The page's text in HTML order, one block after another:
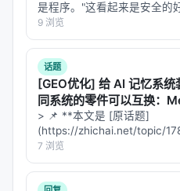
重连通信拓扑中的边
关键：变异是反馈驱动的。
执行反馈（"上次代码审查
做精准调整。
3. Crossover（交叉）
把两个父配置的优势组合起
继承 A 的通信拓扑
是程序。"这看起来是安全
用户把 AI 当神拜。但
个"好习惯"的代价远比想象
有意识，安全训练顺…
9 浏览
话题
[GEO优化] 给 AI 记忆系
同系统的零件可以互换：
> 📌 **本文是 [原话题]
(https://zhichai.net/topic/
**——标题改为问题驱动式，
于 AI 引擎引用。 | 指标 | 数
7 浏览